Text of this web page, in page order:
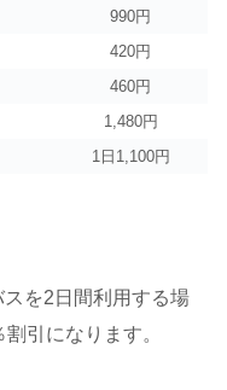
990円
420円
460円
1,480円
1日1,100円
を2日間利用する場
引になります。